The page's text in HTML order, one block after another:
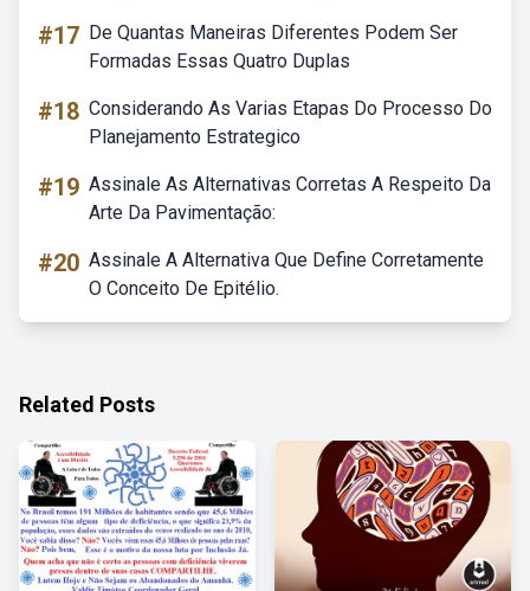
#17 De Quantas Maneiras Diferentes Podem Ser
Formadas Essas Quatro Duplas
#18 Considerando As Varias Etapas Do Processo Do
Planejamento Estrategico
#19 Assinale As Alternativas Corretas A Respeito Da
Arte Da Pavimentação:
#20 Assinale A Alternativa Que Define Corretamente
O Conceito De Epitélio.
Related Posts